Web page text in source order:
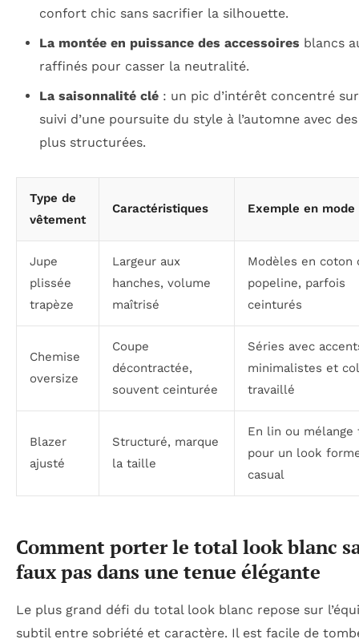
confort chic sans sacrifier la silhouette.
La montée en puissance des accessoires blancs
raffinés pour casser la neutralité.
La saisonnalité clé: un pic d’intérêt concentré sur
suivi d’une poursuite du style à l’automne avec
plus structurées.
Type de
vêtement
Caractéristiques Exemple en mode
Jupe
plissée
trapèze
Largeur aux
hanches, volume
maîtrisé
Modèles en coton
popeline, parfois
ceinturés
Chemise
oversize
Coupe
décontractée,
souvent ceinturée
Séries avec
minimalistes et col
travaillé
Blazer
ajusté
Structuré, marque
la taille
En lin ou mélange
pour un look
casual
Comment porter le total look blanc
faux pas dans une tenue élégante
Le plus grand défi du total look blanc repose sur
subtil entre sobriété et caractère. Il est facile de